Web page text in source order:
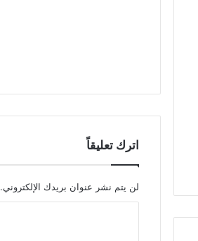
اترك تعليقاً
لن يتم نشر عنوان بريدك الإلكتروني.